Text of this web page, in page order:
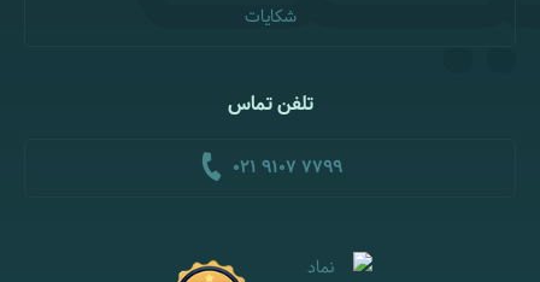
شکایات
تلفن تماس
021 9107 7799